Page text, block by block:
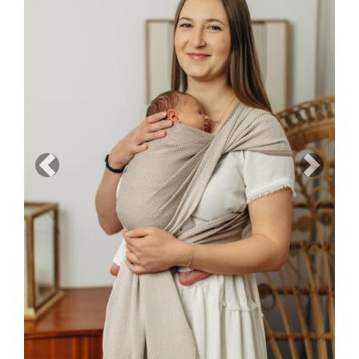
Previous Next